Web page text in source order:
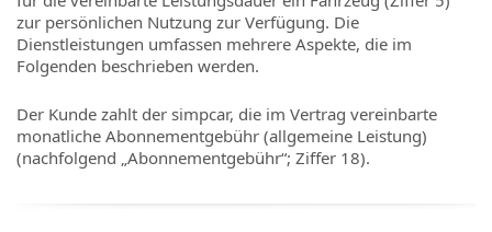
zur persönlichen Nutzung zur Verfügung. Die
Dienstleistungen umfassen mehrere Aspekte, die im
Folgenden beschrieben werden.
Der Kunde zahlt der simpcar, die im Vertrag vereinbarte
monatliche Abonnementgebühr (allgemeine Leistung)
(nachfolgend „Abonnementgebühr“; Ziffer 18).